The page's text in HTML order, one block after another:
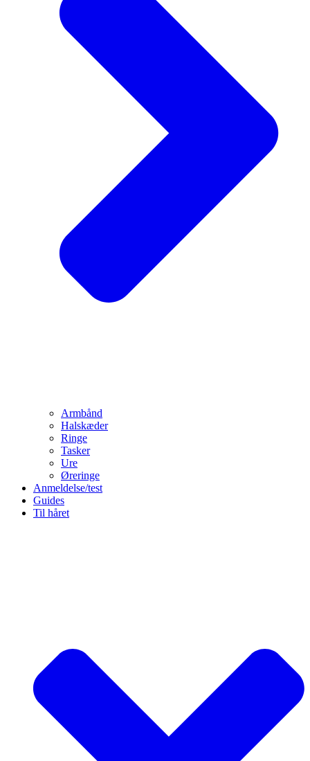
Armbånd
Halskæder
Ringe
Tasker
Ure
Øreringe
Anmeldelse/test
Guides
Til håret